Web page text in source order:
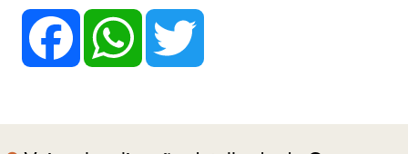
Veja a localização detalhada de
Canoinhas - SC